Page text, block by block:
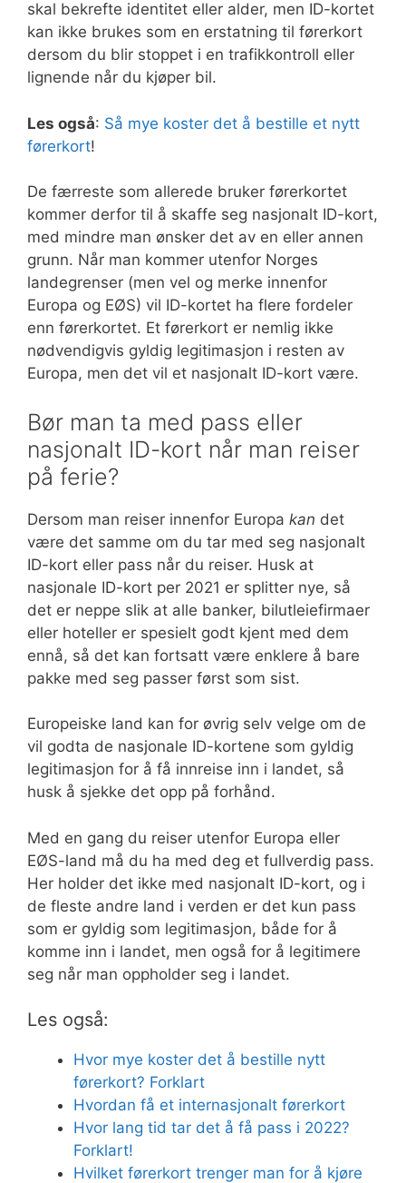
skal bekrefte identitet eller alder, men ID-kortet
kan ikke brukes som en erstatning til førerkort
dersom du blir stoppet i en trafikkontroll eller
lignende når du kjøper bil.
Les også: Så mye koster det å bestille et nytt
førerkort!
De færreste som allerede bruker førerkortet
kommer derfor til å skaffe seg nasjonalt ID-kort,
med mindre man ønsker det av en eller annen
grunn. Når man kommer utenfor Norges
landegrenser (men vel og merke innenfor
Europa og EØS) vil ID-kortet ha flere fordeler
enn førerkortet. Et førerkort er nemlig ikke
nødvendigvis gyldig legitimasjon i resten av
Europa, men det vil et nasjonalt ID-kort være.
Bør man ta med pass eller
nasjonalt ID-kort når man reiser
på ferie?
Dersom man reiser innenfor Europa kan det
være det samme om du tar med seg nasjonalt
ID-kort eller pass når du reiser. Husk at
nasjonale ID-kort per 2021 er splitter nye, så
det er neppe slik at alle banker, bilutleiefirmaer
eller hoteller er spesielt godt kjent med dem
ennå, så det kan fortsatt være enklere å bare
pakke med seg passer først som sist.
Europeiske land kan for øvrig selv velge om de
vil godta de nasjonale ID-kortene som gyldig
legitimasjon for å få innreise inn i landet, så
husk å sjekke det opp på forhånd.
Med en gang du reiser utenfor Europa eller
EØS-land må du ha med deg et fullverdig pass.
Her holder det ikke med nasjonalt ID-kort, og i
de fleste andre land i verden er det kun pass
som er gyldig som legitimasjon, både for å
komme inn i landet, men også for å legitimere
seg når man oppholder seg i landet.
Les også:
Hvor mye koster det å bestille nytt
førerkort? Forklart
Hvordan få et internasjonalt førerkort
Hvor lang tid tar det å få pass i 2022?
Forklart!
Hvilket førerkort trenger man for å kjøre